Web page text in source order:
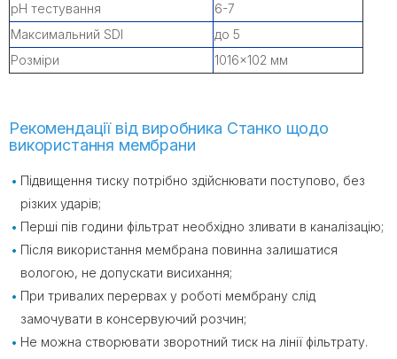
pH тестування
6-7
Максимальний SDI
до 5
Розміри
1016×102 мм
Рекомендації від виробника Станко щодо
використання мембрани
Підвищення тиску потрібно здійснювати поступово, без
різких ударів;
Перші пів години фільтрат необхідно зливати в каналізацію;
Після використання мембрана повинна залишатися
вологою, не допускати висихання;
При тривалих перервах у роботі мембрану слід
замочувати в консервуючий розчин;
Не можна створювати зворотний тиск на лінії фільтрату.